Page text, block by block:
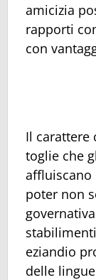
amicizia
rapporti
con
Il carattere
toglie che
affluiscano
poter non
eziandio
delle